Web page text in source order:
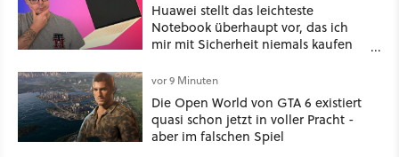
Huawei stellt das leichteste
Notebook überhaupt vor, das ich
mir mit Sicherheit niemals kaufen
vor 9 Minuten
Die Open World von GTA 6 existiert
quasi schon jetzt in voller Pracht -
aber im falschen Spiel